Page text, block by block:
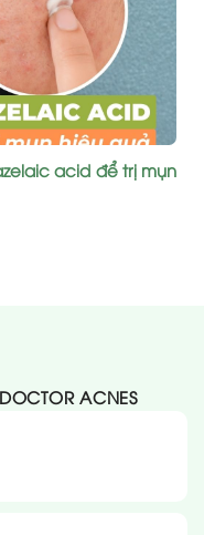
acid để trị mụn
ACNES